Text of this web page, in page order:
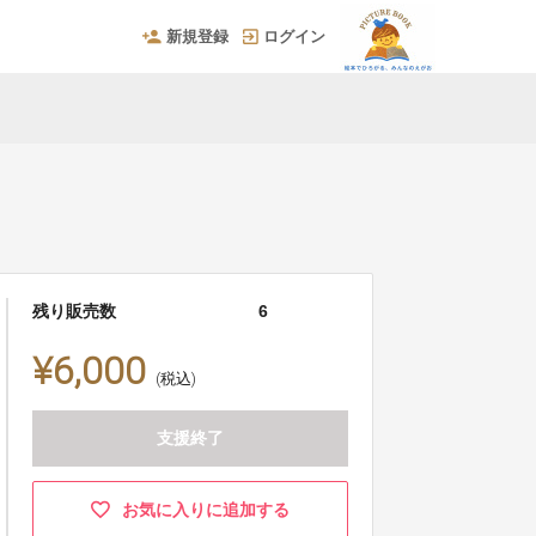
新規登録 ログイン
残り販売数 6
¥6,000 (税込)
支援終了
お気に入りに追加する